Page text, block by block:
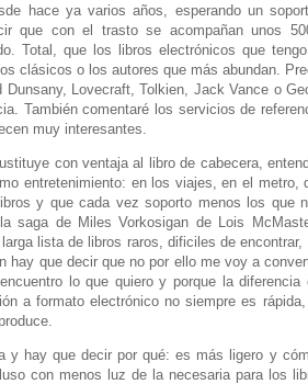
hace ya varios años, esperando un
que con el trasto se acompañan unos
Total, que los libros electrónicos que
clásicos o los autores que más abundan.
Dunsany, Lovecraft, Tolkien, Jack Vance o
También comentaré los servicios de
muy interesantes.
con ventaja al libro de cabecera,
entretenimiento: en los viajes, en el metro,
y que cada vez soporto menos los que
saga de Miles Vorkosigan de Lois
lista de libros raros, dificiles de
hay que decir que no por ello me voy a
lo que quiero y porque la
a formato electrónico no siempre es rápida,
y hay que decir por qué: es más ligero y
con menos luz de la necesaria para los